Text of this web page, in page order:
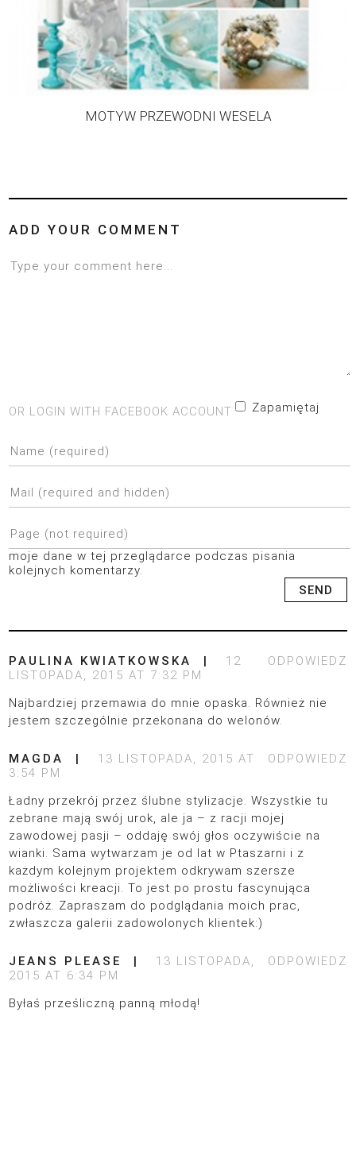
MOTYW PRZEWODNI WESELA
ADD YOUR COMMENT
OR LOGIN WITH FACEBOOK ACCOUNT Zapamiętaj
moje dane w tej przeglądarce podczas pisania
kolejnych komentarzy.
ODPOWIEDZ
PAULINA KWIATKOWSKA
12
LISTOPADA, 2015 AT 7:32 PM
Najbardziej przemawia do mnie opaska. Również nie
jestem szczególnie przekonana do welonów.
ODPOWIEDZ
MAGDA
13 LISTOPADA, 2015 AT
3:54 PM
Ładny przekrój przez ślubne stylizacje. Wszystkie tu
zebrane mają swój urok, ale ja – z racji mojej
zawodowej pasji – oddaję swój głos oczywiście na
wianki. Sama wytwarzam je od lat w Ptaszarni i z
każdym kolejnym projektem odkrywam szersze
możliwości kreacji. To jest po prostu fascynująca
podróż. Zapraszam do podglądania moich prac,
zwłaszcza galerii zadowolonych klientek:)
ODPOWIEDZ
JEANS PLEASE
13 LISTOPADA,
2015 AT 6:34 PM
Byłaś prześliczną panną młodą!